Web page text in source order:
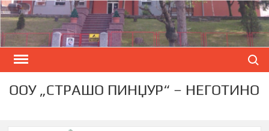
Skip
to
content
ООУ „СТРАШО ПИНЏУР“ – НЕГОТИНО